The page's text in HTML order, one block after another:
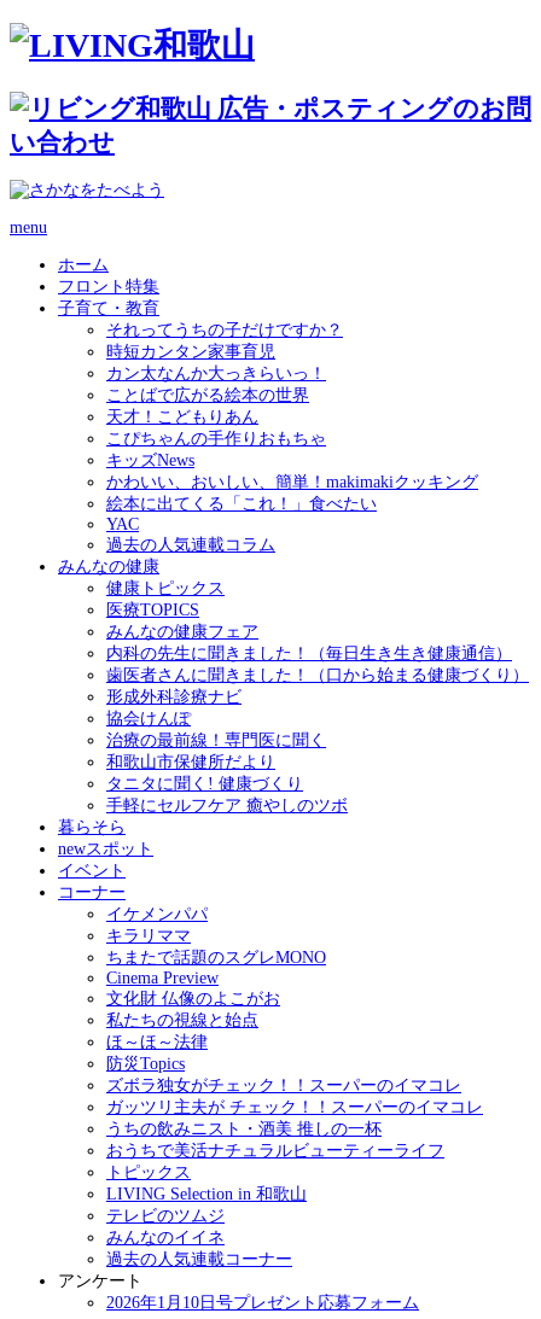
menu
ホーム
フロント特集
子育て・教育
それってうちの子だけですか？
時短カンタン家事育児
カン太なんか大っきらいっ！
ことばで広がる絵本の世界
天才！こどもりあん
こぴちゃんの手作りおもちゃ
キッズNews
かわいい、おいしい、簡単！makimakiクッキング
絵本に出てくる「これ！」食べたい
YAC
過去の人気連載コラム
みんなの健康
健康トピックス
医療TOPICS
みんなの健康フェア
内科の先生に聞きました！（毎日生き生き健康通信）
歯医者さんに聞きました！（口から始まる健康づくり）
形成外科診療ナビ
協会けんぽ
治療の最前線！専門医に聞く
和歌山市保健所だより
タニタに聞く! 健康づくり
手軽にセルフケア 癒やしのツボ
暮らそら
newスポット
イベント
コーナー
イケメンパパ
キラリママ
ちまたで話題のスグレMONO
Cinema Preview
文化財 仏像のよこがお
私たちの視線と始点
ほ～ほ～法律
防災Topics
ズボラ独女がチェック！！スーパーのイマコレ
ガッツリ主夫が チェック！！スーパーのイマコレ
うちの飲みニスト・酒美 推しの一杯
おうちで美活ナチュラルビューティーライフ
トピックス
LIVING Selection in 和歌山
テレビのツムジ
みんなのイイネ
過去の人気連載コーナー
アンケート
2026年1月10日号プレゼント応募フォーム